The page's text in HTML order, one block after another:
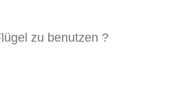
zu benutzen ?